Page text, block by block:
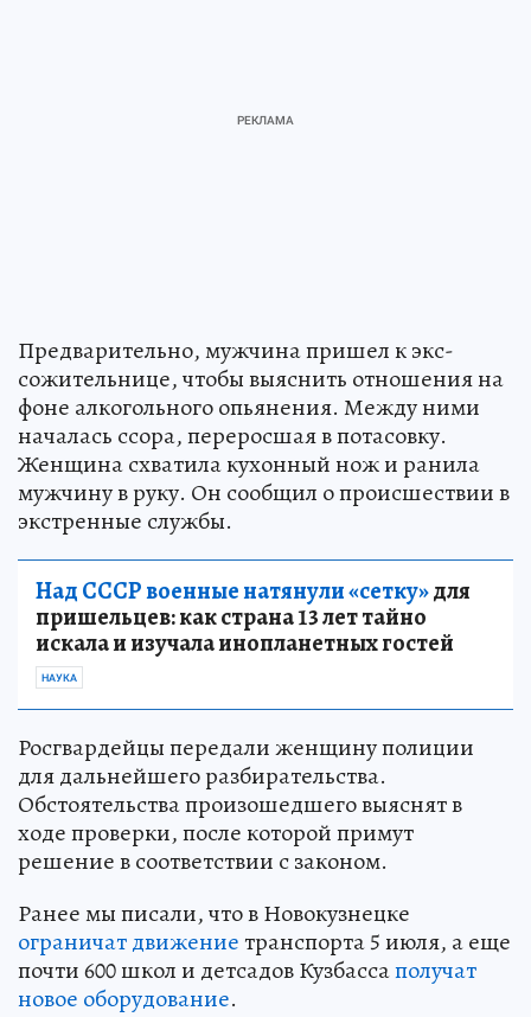
Предварительно, мужчина пришел к экс-
сожительнице, чтобы выяснить отношения на
фоне алкогольного опьянения. Между ними
началась ссора, переросшая в потасовку.
Женщина схватила кухонный нож и ранила
мужчину в руку. Он сообщил о происшествии в
экстренные службы.
Над СССР военные натянули «сетку»для
пришельцев: как страна 13 лет тайно
искала и изучала инопланетных гостей
НАУКА
Росгвардейцы передали женщину полиции
для дальнейшего разбирательства.
Обстоятельства произошедшего выяснят в
ходе проверки, после которой примут
решение в соответствии с законом.
Ранее мы писали, что в Новокузнецке
ограничат движениетранспорта 5 июля, а еще
почти 600 школ и детсадов Кузбассаполучат
новое оборудование.